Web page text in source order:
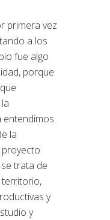
primera vez
a los
fue algo
porque
entendimos
la
trata de
y
y